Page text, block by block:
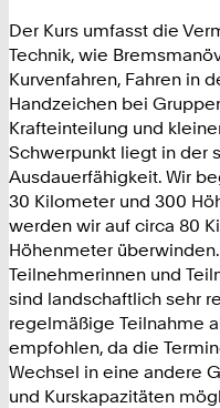
Der Kurs umfasst die
Technik, wie
Kurvenfahren, Fahren in
Handzeichen bei
Krafteinteilung und
Schwerpunkt liegt in der
Ausdauerfähigkeit. Wir
30 Kilometer und 300
werden wir auf circa 80
Höhenmeter
Teilnehmerinnen und
sind landschaftlich sehr
regelmäßige Teilnahme
empfohlen, da die
Wechsel in eine andere
und Kurskapazitäten